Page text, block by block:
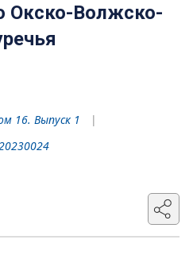
Окско-Волжско-
16. Выпуск 1